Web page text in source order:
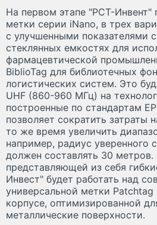
На первом этапе "РСТ-Инвент"
метки серии iNano, в трех
с улучшенными показателями
стеклянных емкостях для
фармацевтической
BiblioTag для библиотечных
логистических систем. Это
UHF (860-960 МГц) на
построенные по стандартам
позволяет сократить затраты
то же время увеличить
например, радиус уверенного
должен составлять 30
представляющей из себя
Инвест" будет работать над
универсальной метки Patchtag
корпусе, оптимизированной
металлические поверхности.